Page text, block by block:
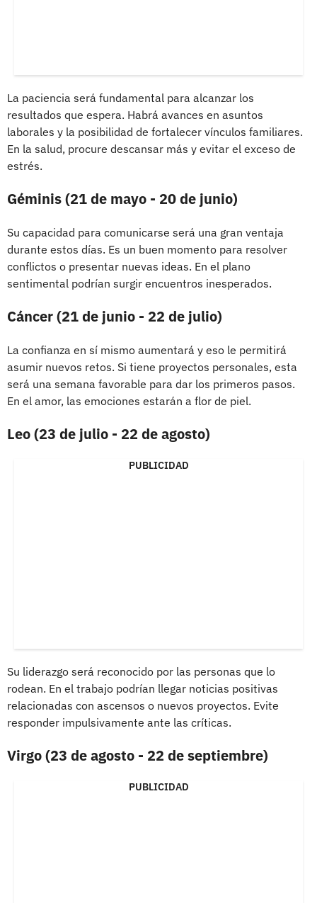
La paciencia será fundamental para alcanzar los
resultados que espera. Habrá avances en asuntos
laborales y la posibilidad de fortalecer vínculos familiares.
En la salud, procure descansar más y evitar el exceso de
estrés.
Géminis (21 de mayo - 20 de junio)
Su capacidad para comunicarse será una gran ventaja
durante estos días. Es un buen momento para resolver
conflictos o presentar nuevas ideas. En el plano
sentimental podrían surgir encuentros inesperados.
Cáncer (21 de junio - 22 de julio)
La confianza en sí mismo aumentará y eso le permitirá
asumir nuevos retos. Si tiene proyectos personales, esta
será una semana favorable para dar los primeros pasos.
En el amor, las emociones estarán a flor de piel.
Leo (23 de julio - 22 de agosto)
PUBLICIDAD
Su liderazgo será reconocido por las personas que lo
rodean. En el trabajo podrían llegar noticias positivas
relacionadas con ascensos o nuevos proyectos. Evite
responder impulsivamente ante las críticas.
Virgo (23 de agosto - 22 de septiembre)
PUBLICIDAD